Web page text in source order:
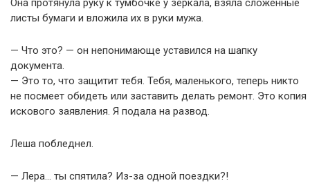
Она протянула руку к тумбочке у зеркала, взяла сложенные
листы бумаги и вложила их в руки мужа.
— Что это? — он непонимающе уставился на шапку
документа.
— Это то, что защитит тебя. Тебя, маленького, теперь никто
не посмеет обидеть или заставить делать ремонт. Это копия
искового заявления. Я подала на развод.
Леша побледнел.
— Лера… ты спятила? Из-за одной поездки?!